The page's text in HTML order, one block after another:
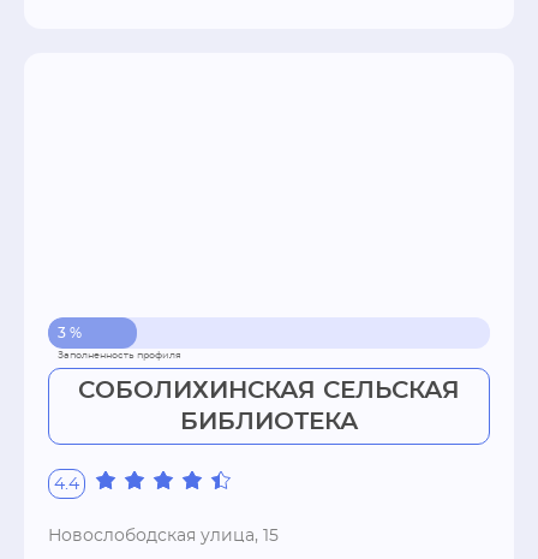
3 %
СОБОЛИХИНСКАЯ СЕЛЬСКАЯ
БИБЛИОТЕКА
4.4
Новослободская улица, 15